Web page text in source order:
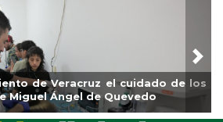
de Veracruz el cuidado de los
Miguel Ángel de Quevedo